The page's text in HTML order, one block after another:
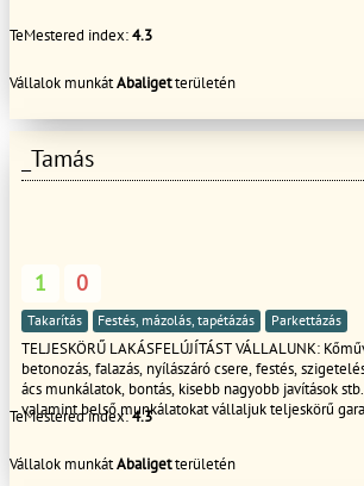
TeMestered index:4.3
Vállalok munkátAbaligetterületén
_Tamás
1 0
Takarítás Festés, mázolás, tapétázás Parkettázás
TELJESKÖRŰ LAKÁSFELÚJÍTÁST VÁLLALUNK:
betonozás, falazás, nyílászáró csere, festés,
ács munkálatok, bontás, kisebb nagyobb javítások
valamint belső munkálatokat vállaljuk teljeskörű
TeMestered index:4.3
Vállalok munkátAbaligetterületén